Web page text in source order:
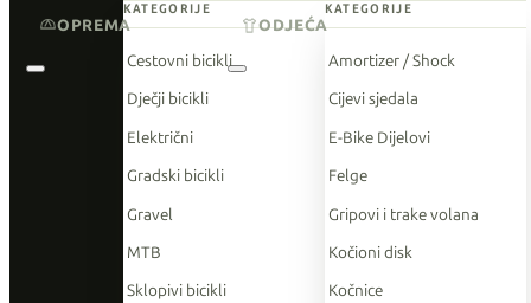
KATEGORIJE
Cestovni bicikli
Dječji bicikli
Električni
Gradski bicikli
Gravel
MTB
Sklopivi bicikli
KATEGORIJE
Amortizer / Shock
Cijevi sjedala
E-Bike Dijelovi
Felge
Gripovi i trake volana
Kočioni disk
Kočnice
OPREMA ODJEĆA